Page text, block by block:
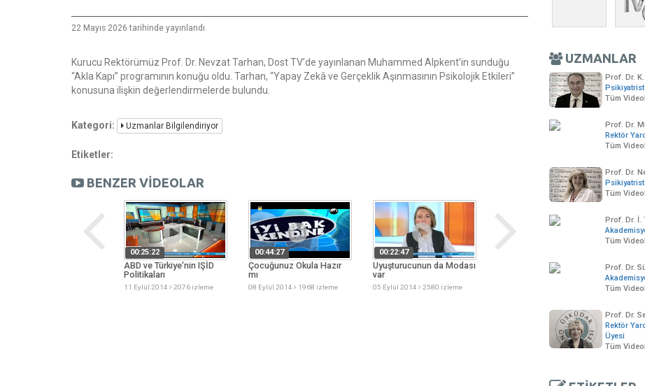
22 Mayıs 2026 tarihinde yayınlandı
Kurucu Rektörümüz Prof. Dr. Nevzat Tarhan, Dost TV’de yayınlanan Muhammed Alpkent’in sunduğu
“Akla Kapı” programının konuğu oldu. Tarhan, “Yapay Zekâ ve Gerçeklik Aşınmasının Psikolojik Etkileri”
konusuna ilişkin değerlendirmelerde bulundu.
Kategori: Uzmanlar Bilgilendiriyor
Etiketler:
BENZER VİDEOLAR
00:25:22
ABD ve Türkiye'nin IŞİD
Politikaları
11 Eylül 2014 2076 izleme
00:44:27
Çocuğunuz Okula Hazır
mı
08 Eylül 2014 1968 izleme
00:22:47
Uyuşturucunun da Modası
var
05 Eylül 2014 2580 izleme
Sentetik Uyuşturucu
Biyolojik Silah mı
Üvey
Üvey
UZMANLAR
Prof. Dr.
Psikiyatrist
Tüm
Prof. Dr.
Rektör
Tüm
Prof. Dr.
Psikiyatrist
Tüm
Prof. Dr. İ.
Tüm
Prof. Dr.
Tüm
Prof. Dr.
Rektör
Üyesi
Tüm